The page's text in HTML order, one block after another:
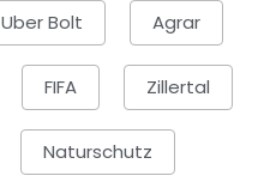
Uber Bolt Agrar
FIFA Zillertal
Naturschutz